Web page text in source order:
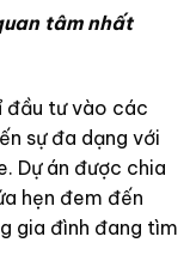
tâm nhất
đầu tư vào các
sự đa dạng với
Dự án được chia
hẹn đem đến
gia đình đang tìm